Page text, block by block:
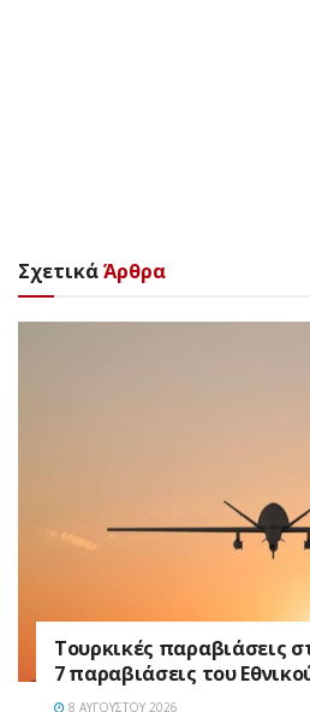
ΣχετικάΆρθρα
Τουρκικές παραβιάσεις
7 παραβιάσεις του
8 ΑΥΓΟΎΣΤΟΥ 2026